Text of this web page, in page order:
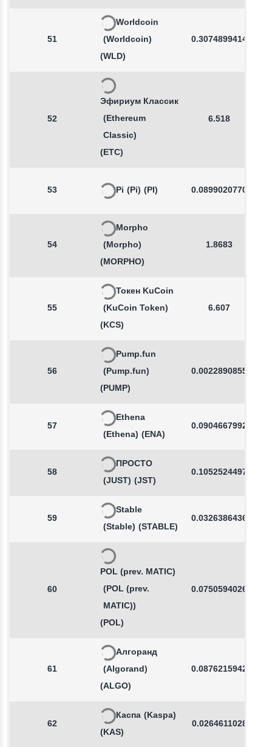
51
Worldcoin
(Worldcoin)
(WLD)
0.3074899414
52
Эфириум Классик
(Ethereum
Classic)
(ETC)
6.518
53 Pi (Pi) (PI) 0.0899020770
54
Morpho
(Morpho)
(MORPHO)
1.8683
55
Токен KuCoin
(KuCoin Token)
(KCS)
6.607
56
Pump.fun
(Pump.fun)
(PUMP)
0.0022890855
57
Ethena
(Ethena) (ENA)
0.0904667992
58
ПРОСТО
(JUST) (JST)
0.1052524497
59
Stable
(Stable) (STABLE)
0.0326386436
60
POL (prev. MATIC)
(POL (prev.
MATIC))
(POL)
0.0750594026
61
Алгоранд
(Algorand)
(ALGO)
0.0876215942
62
Каспа (Kaspa)
(KAS)
0.0264611028